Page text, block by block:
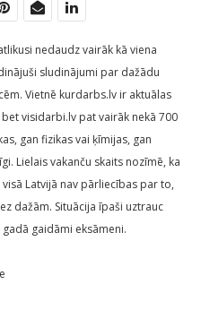
nedaudz vairāk kā viena
sludinājumi par dažādu
Vietnē kurdarbs.lv ir aktuālas
visidarbi.lv pat vairāk nekā 700
gan fizikas vai ķīmijas, gan
Lielais vakanču skaits nozīmē, ka
Latvijā nav pārliecības par to,
dažām. Situācija īpaši uztrauc
gaidāmi eksāmeni.